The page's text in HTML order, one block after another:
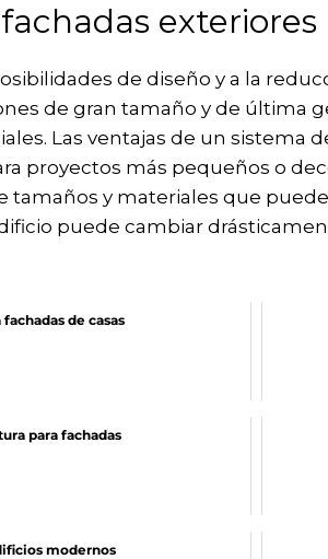
exteriores
de diseño y a la
de gran tamaño y de última
Las ventajas de un sistema
proyectos más pequeños o
tamaños y materiales que
puede cambiar
de casas
para fachadas
modernos